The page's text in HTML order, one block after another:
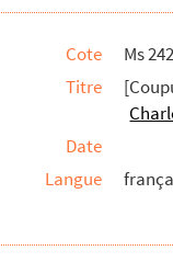
Cote
Ms
Titre
Date
Langue